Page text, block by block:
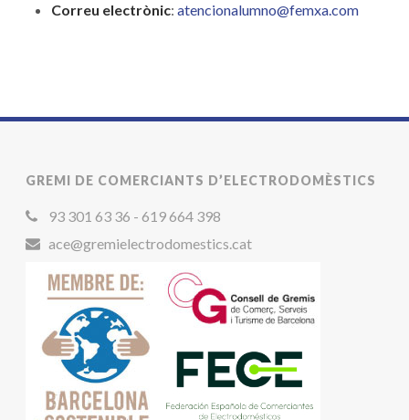
Correu electrònic: atencionalumno@femxa.com
GREMI DE COMERCIANTS D’ELECTRODOMÈSTICS
93 301 63 36 - 619 664 398
ace@gremielectrodomestics.cat